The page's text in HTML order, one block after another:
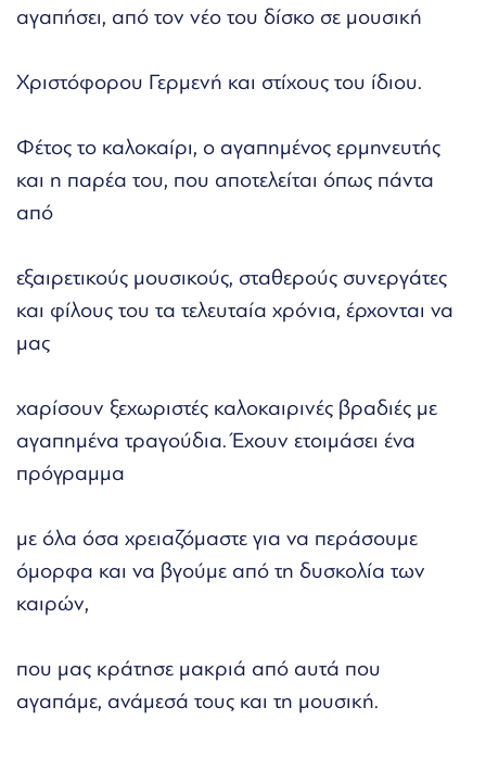
αγαπήσει, από τον νέο του δίσκο σε μουσική
Χριστόφορου Γερμενή και στίχους του ίδιου.
Φέτος το καλοκαίρι, ο αγαπημένος ερμηνευτής
και η παρέα του, που αποτελείται όπως πάντα
από
εξαιρετικούς μουσικούς, σταθερούς συνεργάτες
και φίλους του τα τελευταία χρόνια, έρχονται να
μας
χαρίσουν ξεχωριστές καλοκαιρινές βραδιές με
αγαπημένα τραγούδια. Έχουν ετοιμάσει ένα
πρόγραμμα
με όλα όσα χρειαζόμαστε για να περάσουμε
όμορφα και να βγούμε από τη δυσκολία των
καιρών,
που μας κράτησε μακριά από αυτά που
αγαπάμε, ανάμεσά τους και τη μουσική.